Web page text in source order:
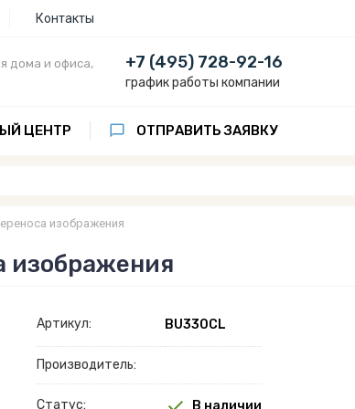
Контакты
дома и офиса,
+7 (495) 728-92-16
график работы компании
ЦЕНТР ОТПРАВИТЬ ЗАЯВКУ
изображения
изображения
Артикул: BU330CL
Производитель:
Статус: В наличии